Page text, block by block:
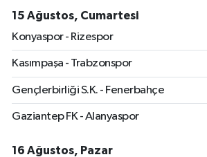
15 Ağustos, Cumartesi
Konyaspor - Rizespor
Kasımpaşa - Trabzonspor
Gençlerbirliği S.K. - Fenerbahçe
Gaziantep FK - Alanyaspor
16 Ağustos, Pazar